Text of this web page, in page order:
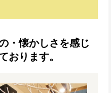
・懐かしさを感じ
おります。